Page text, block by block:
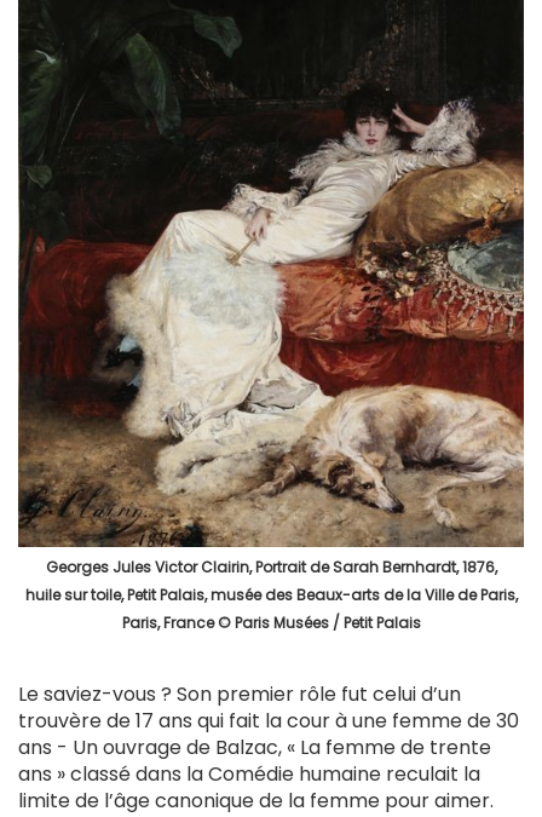
Georges Jules Victor Clairin, Portrait de Sarah Bernhardt, 1876,
huile sur toile, Petit Palais, musée des Beaux-arts de la Ville de Paris,
Paris, France © Paris Musées / Petit Palais
Le saviez-vous ? Son premier rôle fut celui d’un
trouvère de 17 ans qui fait la cour à une femme de 30
ans - Un ouvrage de Balzac, « La femme de trente
ans » classé dans la Comédie humaine reculait la
limite de l’âge canonique de la femme pour aimer.